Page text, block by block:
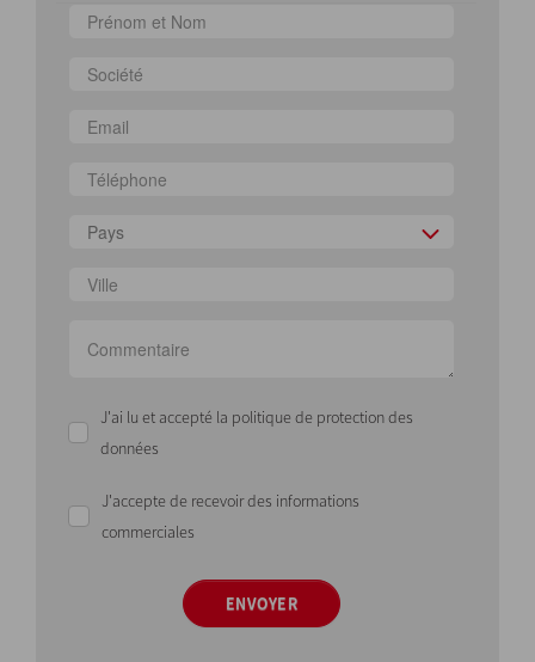
Pays
J'ai lu et accepté la politique de protection des
données
J'accepte de recevoir des informations
commerciales
ENVOYER